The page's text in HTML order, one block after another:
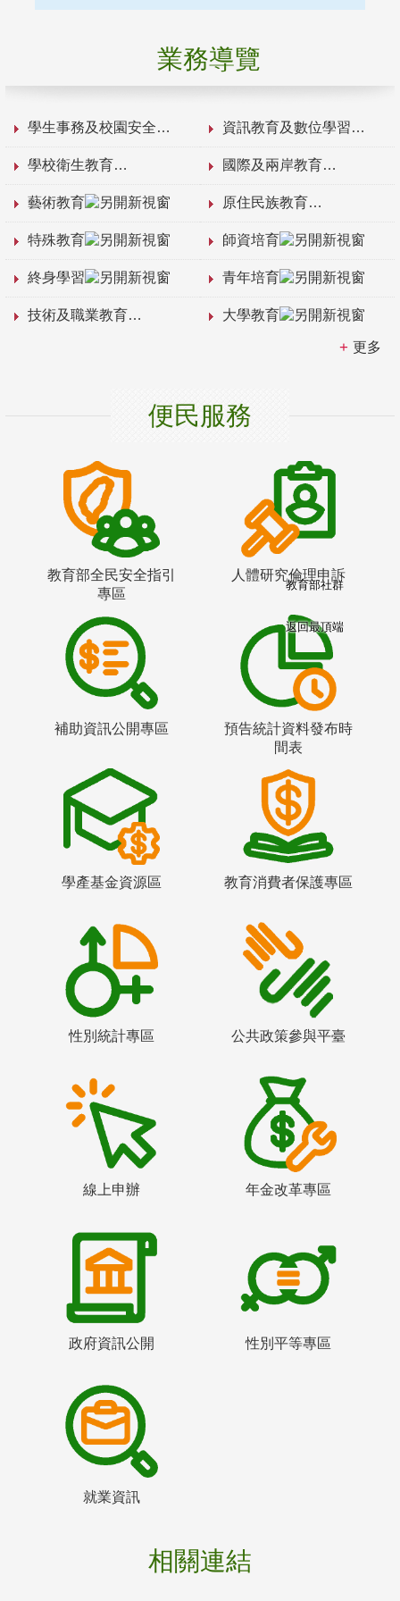
業務導覽
學生事務及校園安全 資訊教育及數位學習
學校衛生教育 國際及兩岸教育
藝術教育 原住民族教育
特殊教育 師資培育
終身學習 青年培育
技術及職業教育 大學教育
更多
便民服務
教育部全民安全指引
專區
人體研究倫理申訴
補助資訊公開專區
預告統計資料發布時
間表
學產基金資源區 教育消費者保護專區
性別統計專區 公共政策參與平臺
線上申辦 年金改革專區
政府資訊公開 性別平等專區
就業資訊
相關連結
教育部社群
返回最頂端